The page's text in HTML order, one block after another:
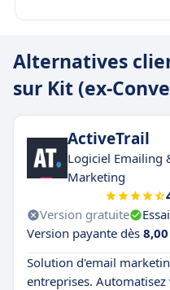
Alternatives
sur Kit (ex-
ActiveTrail
Logiciel Emailing
Marketing
Version gratuite
Version payante dès
Solution d'email
entreprises. Automatisez